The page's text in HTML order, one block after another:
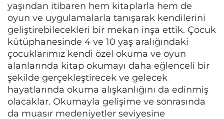
yaşından itibaren hem kitaplarla hem de
oyun ve uygulamalarla tanışarak kendilerini
geliştirebilecekleri bir mekan inşa ettik. Çocuk
kütüphanesinde 4 ve 10 yaş aralığındaki
çocuklarımız kendi özel okuma ve oyun
alanlarında kitap okumayı daha eğlenceli bir
şekilde gerçekleştirecek ve gelecek
hayatlarında okuma alışkanlığını da edinmiş
olacaklar. Okumayla gelişime ve sonrasında
da muasır medeniyetler seviyesine